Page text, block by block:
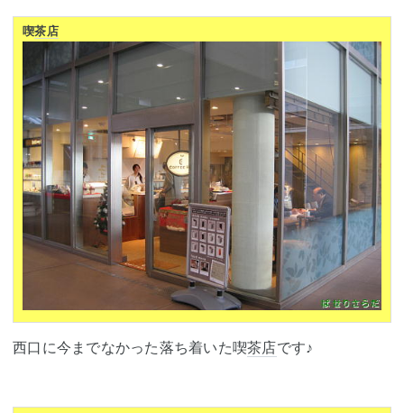
喫茶店
西口に今までなかった落ち着いた喫茶店です♪